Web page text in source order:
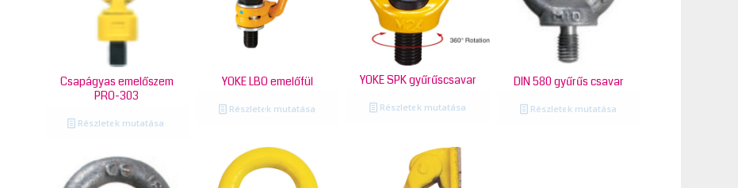
Csapágyas emelőszem
PRO-303
Részletek mutatása
YOKE LBO emelőfül
Részletek mutatása
YOKE SPK gyűrűscsavar
Részletek mutatása
DIN 580 gyűrűs csavar
Részletek mutatása